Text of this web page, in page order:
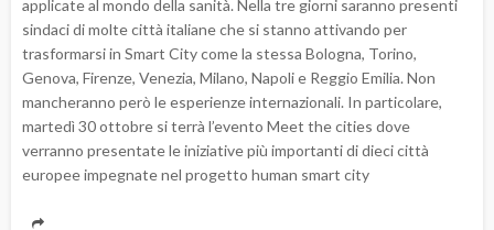
applicate al mondo della sanità. Nella tre giorni saranno presenti
sindaci di molte città italiane che si stanno attivando per
trasformarsi in Smart City come la stessa Bologna, Torino,
Genova, Firenze, Venezia, Milano, Napoli e Reggio Emilia. Non
mancheranno però le esperienze internazionali. In particolare,
martedì 30 ottobre si terrà l’evento Meet the cities dove
verranno presentate le iniziative più importanti di dieci città
europee impegnate nel progetto human smart city